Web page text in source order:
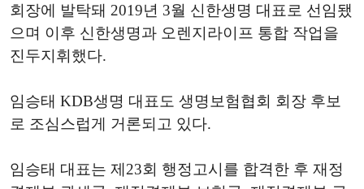
회장에 발탁돼 2019년 3월 신한생명 대표로 선임됐
으며 이후 신한생명과 오렌지라이프 통합 작업을
진두지휘했다.
임승태 KDB생명 대표도 생명보험협회 회장 후보
로 조심스럽게 거론되고 있다.
임승태 대표는 제23회 행정고시를 합격한 후 재정